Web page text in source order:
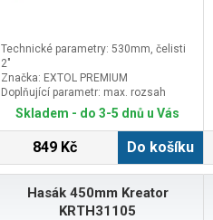
Technické parametry: 530mm, čelisti
2"
Značka: EXTOL PREMIUM
Doplňující parametr: max. rozsah
67mm
Skladem - do 3-5 dnů u Vás
849 Kč Do košíku
Hasák 450mm Kreator
KRTH31105